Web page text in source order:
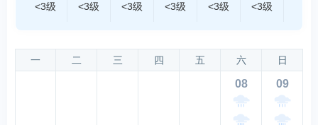
<3级
<3级
<3级
<3级
<3级
<3级
一 二 三 四 五 六 日
08 09